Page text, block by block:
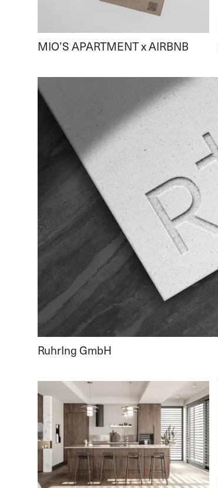
MIO’S APARTMENT x AIRBNB
RuhrIng GmbH